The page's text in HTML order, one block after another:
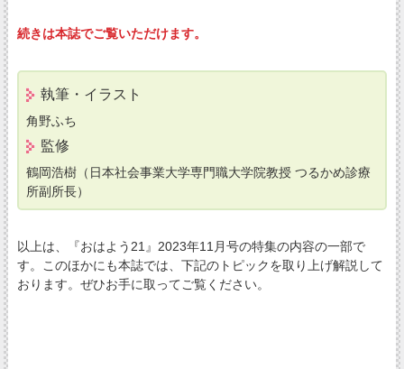
続きは本誌でご覧いただけます。
執筆・イラスト
角野ふち
監修
鶴岡浩樹（日本社会事業大学専門職大学院教授 つるかめ診療
所副所長）
以上は、『おはよう21』2023年11月号の特集の内容の一部で
す。このほかにも本誌では、下記のトピックを取り上げ解説して
おります。ぜひお手に取ってご覧ください。